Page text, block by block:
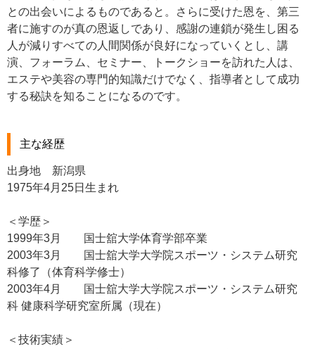
との出会いによるものであると。さらに受けた恩を、第三
者に施すのが真の恩返しであり、感謝の連鎖が発生し困る
人が減りすべての人間関係が良好になっていくとし、講
演、フォーラム、セミナー、トークショーを訪れた人は、
エステや美容の専門的知識だけでなく、指導者として成功
する秘訣を知ることになるのです。
主な経歴
出身地 新潟県
1975年4月25日生まれ
＜学歴＞
1999年3月 国士舘大学体育学部卒業
2003年3月 国士舘大学大学院スポーツ・システム研究
科修了（体育科学修士）
2003年4月 国士舘大学大学院スポーツ・システム研究
科 健康科学研究室所属（現在）
＜技術実績＞